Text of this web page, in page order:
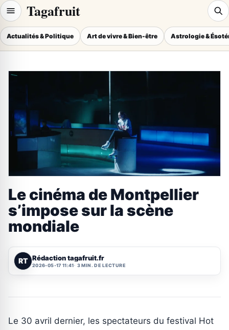
Tagafruit
Actualités & Politique Art de vivre & Bien-être Astrologie &
Le cinéma de Montpellier
s’impose sur la scène
mondiale
RT Rédaction tagafruit.fr
2026-05-17 11:41 3 MIN. DE LECTURE
Le 30 avril dernier, les spectateurs du festival Hot